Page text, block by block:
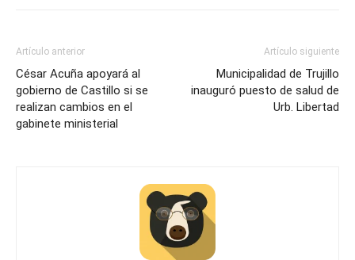
Artículo anterior
César Acuña apoyará al
gobierno de Castillo si se
realizan cambios en el
gabinete ministerial
Artículo siguiente
Municipalidad de Trujillo
inauguró puesto de salud de
Urb. Libertad